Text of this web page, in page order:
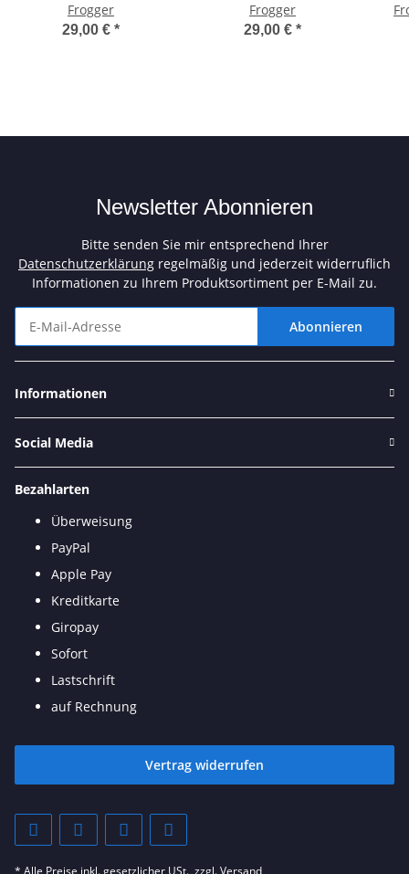
Frogger
29,00 € *
Frogger
29,00 € *
Newsletter Abonnieren
Bitte senden Sie mir entsprechend Ihrer
Datenschutzerklärung regelmäßig und jederzeit widerruflich
Informationen zu Ihrem Produktsortiment per E-Mail zu.
Abonnieren
Informationen
Social Media
Bezahlarten
Überweisung
PayPal
Apple Pay
Kreditkarte
Giropay
Sofort
Lastschrift
auf Rechnung
Vertrag widerrufen
* Alle Preise inkl. gesetzlicher USt., zzgl. Versand